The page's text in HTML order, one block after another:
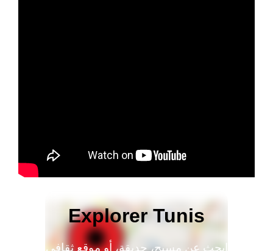
Explorer Tunis
ابحث عن مسبح، حديقة، أو موقع ثقافي